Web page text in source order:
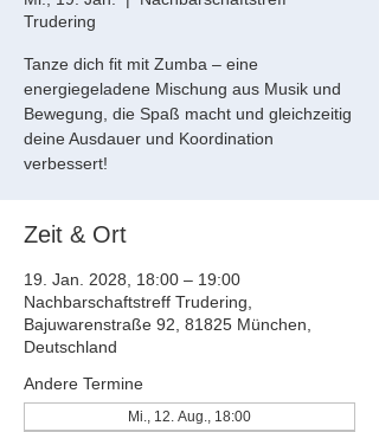
Trudering
Tanze dich fit mit Zumba – eine
energiegeladene Mischung aus Musik und
Bewegung, die Spaß macht und gleichzeitig
deine Ausdauer und Koordination
verbessert!
Zeit & Ort
19. Jan. 2028, 18:00 – 19:00
Nachbarschaftstreff Trudering,
Bajuwarenstraße 92, 81825 München,
Deutschland
Andere Termine
Mi., 12. Aug., 18:00